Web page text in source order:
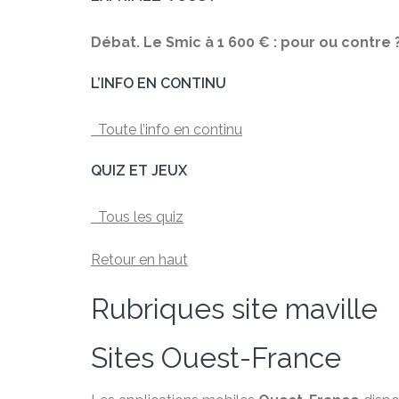
Débat. Le Smic à 1 600 € : pour ou contre
L’INFO EN CONTINU
Toute l’info en continu
QUIZ ET JEUX
Tous les quiz
Retour en haut
Rubriques site maville
Sites Ouest-France